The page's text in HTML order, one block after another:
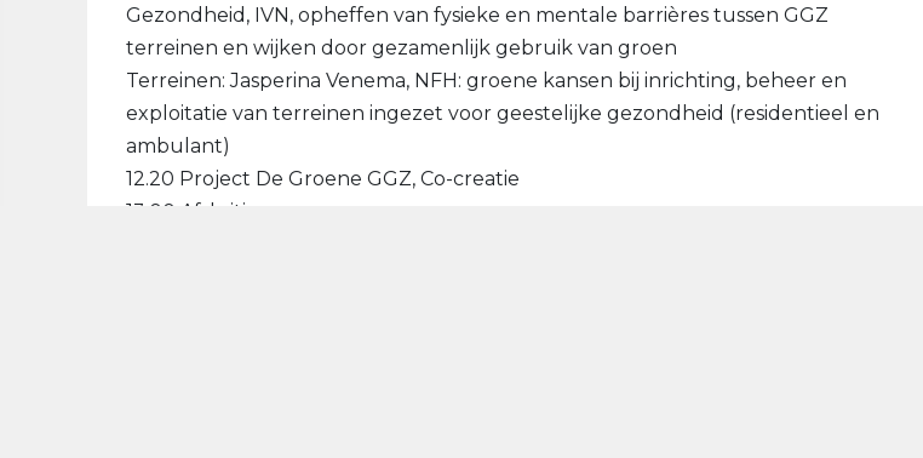
Gezondheid, IVN, opheffen van fysieke en mentale barrières tussen GGZ
terreinen en wijken door gezamenlijk gebruik van groen
Terreinen: Jasperina Venema, NFH: groene kansen bij inrichting, beheer en
exploitatie van terreinen ingezet voor geestelijke gezondheid (residentieel en
ambulant)
12.20 Project De Groene GGZ, Co-creatie
13.00 Afsluiting